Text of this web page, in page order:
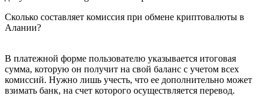
Сколько составляет комиссия при обмене криптовалюты в
Алании?
В платежной форме пользователю указывается итоговая
сумма, которую он получит на свой баланс с учетом всех
комиссий. Нужно лишь учесть, что ее дополнительно может
взимать банк, на счет которого осуществляется перевод.